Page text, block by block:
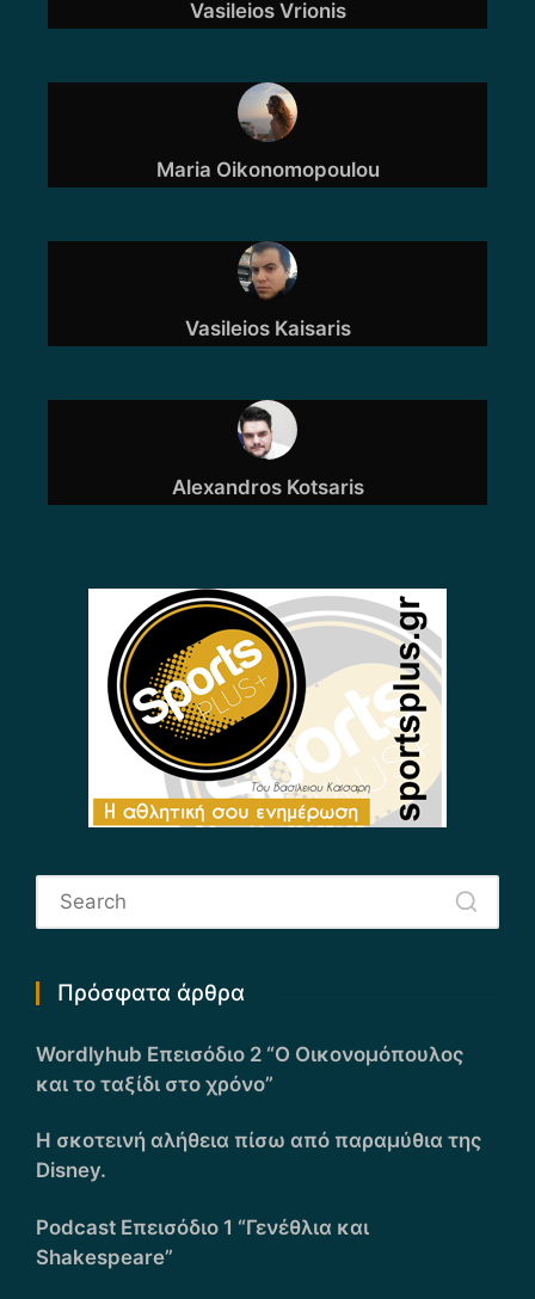
Vasileios Vrionis
Maria Oikonomopoulou
Vasileios Kaisaris
Alexandros Kotsaris
Πρόσφατα άρθρα
Wordlyhub Επεισόδιο 2 “Ο Οικονομόπουλος
και το ταξίδι στο χρόνο”
Η σκοτεινή αλήθεια πίσω από παραμύθια της
Disney.
Podcast Επεισόδιο 1 “Γενέθλια και
Shakespeare”